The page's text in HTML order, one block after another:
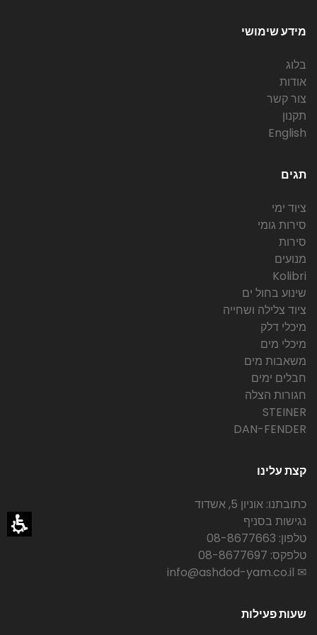
מידע שימושי
בלוג
אודות
צור קשר
תקנון
English
תגים
ציוד ימי
סירות גומי
סירות
מנועים
Kolibri
שינוע בחול ים
ציוד צלילה ושחייה
מיכלי דלק
מיכלי מים
משאבות מים
חבלים ימים
חגורות הצלה
STEINER
DAN-FENDER
קצת עלינו
כתובתנו: אוניון 5, אשדוד
נגישות בסניף
טלפון: 08-8677663
טלפקס: 08-8677697
✉ info@ashdod-yam.co.il
שעות פעילות